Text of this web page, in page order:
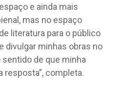
e ainda mais
mas no espaço
literatura para o público
divulgar minhas obras no
de que minha
completa.